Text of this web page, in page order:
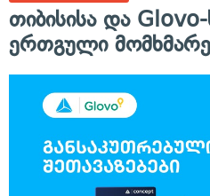
თიბისისა და Glovo-
ერთგული